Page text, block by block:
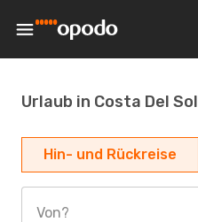
Urlaub in Costa Del Sol
Hin- und Rückreise
Von?